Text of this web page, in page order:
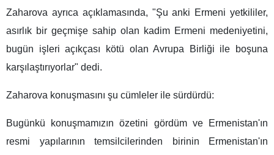
Zaharova ayrıca açıklamasında, "Şu anki Ermeni yetkililer,
asırlık bir geçmişe sahip olan kadim Ermeni medeniyetini,
bugün işleri açıkçası kötü olan Avrupa Birliği ile boşuna
karşılaştırıyorlar" dedi.
Zaharova konuşmasını şu cümleler ile sürdürdü:
Bugünkü konuşmamızın özetini gördüm ve Ermenistan'ın
resmi yapılarının temsilcilerinden birinin Ermenistan'ın